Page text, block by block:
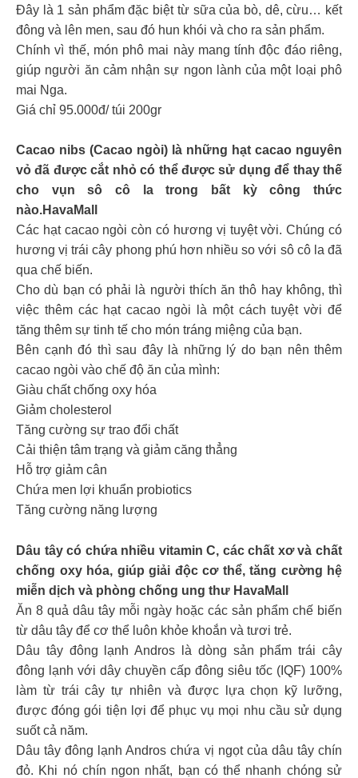
Đây là 1 sản phẩm đặc biệt từ sữa của bò, dê, cừu… kết
đông và lên men, sau đó hun khói và cho ra sản phẩm.
Chính vì thế, món phô mai này mang tính độc đáo riêng,
giúp người ăn cảm nhận sự ngon lành của một loại phô
mai Nga.
Giá chỉ 95.000đ/ túi 200gr
Cacao nibs (Cacao ngòi) là những hạt cacao nguyên
vỏ đã được cắt nhỏ có thể được sử dụng để thay thế
cho vụn sô cô la trong bất kỳ công thức
nào.HavaMall
Các hạt cacao ngòi còn có hương vị tuyệt vời. Chúng có
hương vị trái cây phong phú hơn nhiều so với sô cô la đã
qua chế biến.
Cho dù bạn có phải là người thích ăn thô hay không, thì
việc thêm các hạt cacao ngòi là một cách tuyệt vời để
tăng thêm sự tinh tế cho món tráng miệng của bạn.
Bên cạnh đó thì sau đây là những lý do bạn nên thêm
cacao ngòi vào chế độ ăn của mình:
Giàu chất chống oxy hóa
Giảm cholesterol
Tăng cường sự trao đổi chất
Cải thiện tâm trạng và giảm căng thẳng
Hỗ trợ giảm cân
Chứa men lợi khuẩn probiotics
Tăng cường năng lượng
Dâu tây có chứa nhiều vitamin C, các chất xơ và chất
chống oxy hóa, giúp giải độc cơ thể, tăng cường hệ
miễn dịch và phòng chống ung thư HavaMall
Ăn 8 quả dâu tây mỗi ngày hoặc các sản phẩm chế biến
từ dâu tây để cơ thể luôn khỏe khoắn và tươi trẻ.
Dâu tây đông lạnh Andros là dòng sản phẩm trái cây
đông lạnh với dây chuyền cấp đông siêu tốc (IQF) 100%
làm từ trái cây tự nhiên và được lựa chọn kỹ lưỡng,
được đóng gói tiện lợi để phục vụ mọi nhu cầu sử dụng
suốt cả năm.
Dâu tây đông lạnh Andros chứa vị ngọt của dâu tây chín
đỏ. Khi nó chín ngon nhất, bạn có thể nhanh chóng sử